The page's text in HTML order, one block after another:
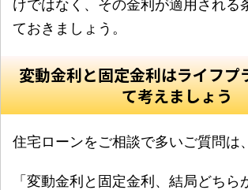
けではなく、その金利が適用される
ておきましょう。
変動金利と固定金利はライフプ
て考えましょう
住宅ローンをご相談で多いご質問は、
「変動金利と固定金利、結局どちら